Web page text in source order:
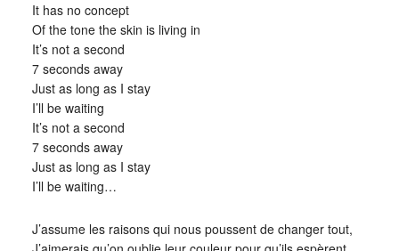
It has no concept
Of the tone the skin is living in
It’s not a second
7 seconds away
Just as long as I stay
I’ll be waiting
It’s not a second
7 seconds away
Just as long as I stay
I’ll be waiting…
J’assume les raisons qui nous poussent de changer tout,